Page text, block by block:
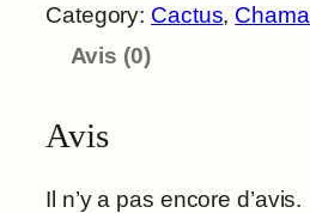
Category: Cactus,
Avis (0)
Avis
Il n’y a pas encore d’avis.